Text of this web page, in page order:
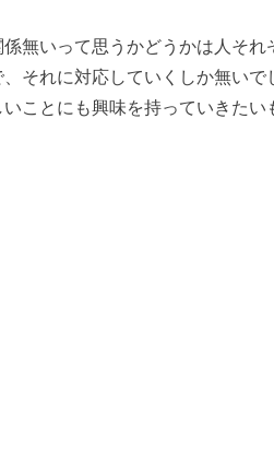
無いって思うかどうかは人そ
それに対応していくしか無い
ことにも興味を持っていきたい